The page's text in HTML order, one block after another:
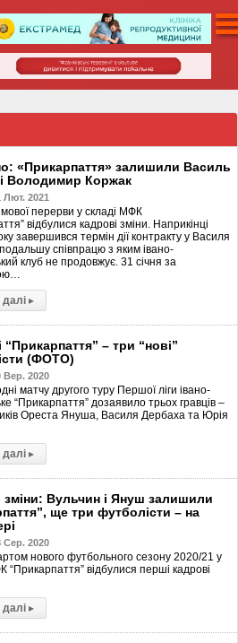
«Прикарпаття» залишили Василь
Володимир Коржак
Лют. 2021
перерви у складі МФК
відбулися кадрові зміни. Наприкінці
завершився термін дії контракту у Василя
співпрацю з яким івано-
клуб не продовжує. 31 січня за
▸
“Прикарпаття” – три “нові”
(ФОТО)
Вер. 2020
матчу другого туру Першої ліги івано-
“Прикарпаття” дозаявило трьох гравців –
Ореста Януша, Василя Дербаха та Юрія
▸
зміни: Вульчин і Януш залишили
ще три футболісти – на
Сер. 2020
нового футбольного сезону 2020/21 у
“Прикарпаття” відбулися перші кадрові
▸